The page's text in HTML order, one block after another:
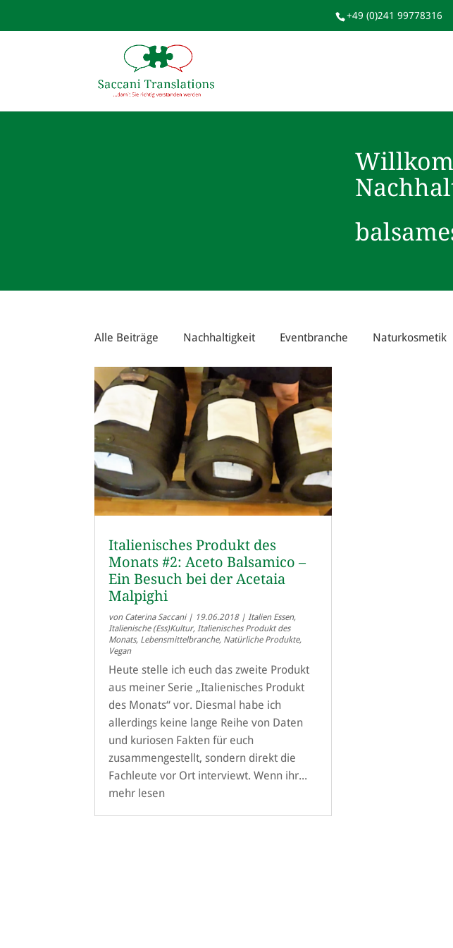
+49 (0)241 99778316
Alle Beiträge Nachhaltigkeit Eventbranche Naturkosmetik
Italienisches Produkt des
Monats #2: Aceto Balsamico –
Ein Besuch bei der Acetaia
Malpighi
von Caterina Saccani| 19.06.2018| Italien Essen,
Italienische (Ess)Kultur, Italienisches Produkt des
Monats, Lebensmittelbranche, Natürliche Produkte,
Vegan
Heute stelle ich euch das zweite Produkt
aus meiner Serie „Italienisches Produkt
des Monats“ vor. Diesmal habe ich
allerdings keine lange Reihe von Daten
und kuriosen Fakten für euch
zusammengestellt, sondern direkt die
Fachleute vor Ort interviewt. Wenn ihr...
mehr lesen